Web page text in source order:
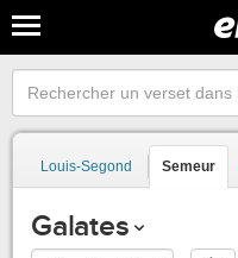
Louis-Segond Semeur
Galates